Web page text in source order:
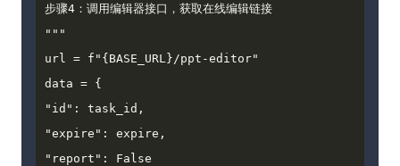
步骤4：调用编辑器接口，获取在线编辑链接
"""
url = f"{BASE_URL}/ppt-editor"
data = {
"id": task_id,
"expire": expire,
"report": False